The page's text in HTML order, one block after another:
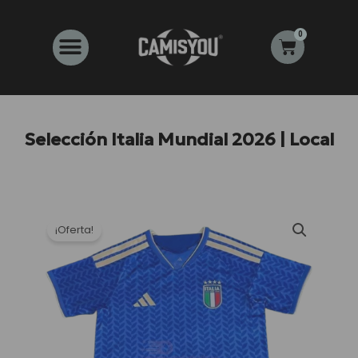
contenido
0
Carrito
Selección Italia Mundial 2026 | Local
¡Oferta!